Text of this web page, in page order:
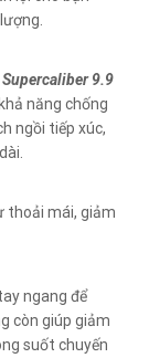
9.9
năng chống
ngồi tiếp xúc,
thoải mái, giảm
ngang để
còn giúp giảm
suốt chuyến